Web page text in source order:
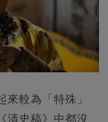
來較為「特殊」
清史稿》中都沒